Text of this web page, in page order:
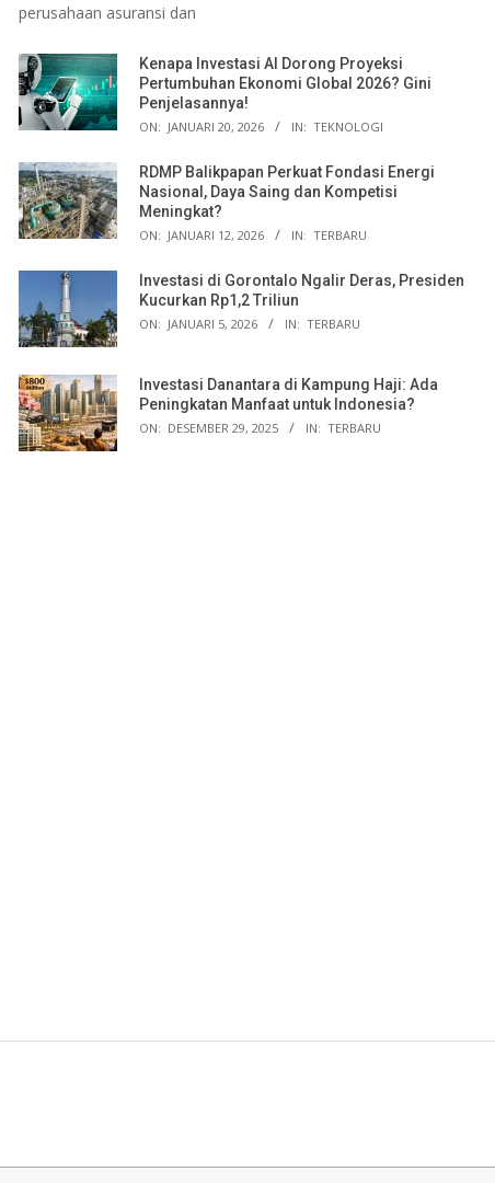
perusahaan asuransi dan
Kenapa Investasi AI Dorong Proyeksi
Pertumbuhan Ekonomi Global 2026? Gini
Penjelasannya!
ON: JANUARI 20, 2026 IN: TEKNOLOGI
RDMP Balikpapan Perkuat Fondasi Energi
Nasional, Daya Saing dan Kompetisi
Meningkat?
ON: JANUARI 12, 2026 IN: TERBARU
Investasi di Gorontalo Ngalir Deras, Presiden
Kucurkan Rp1,2 Triliun
ON: JANUARI 5, 2026 IN: TERBARU
Investasi Danantara di Kampung Haji: Ada
Peningkatan Manfaat untuk Indonesia?
ON: DESEMBER 29, 2025 IN: TERBARU